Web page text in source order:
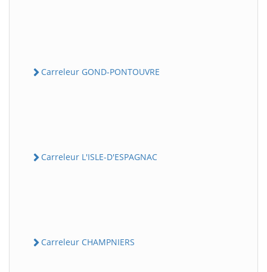
Carreleur GOND-PONTOUVRE
Carreleur L'ISLE-D'ESPAGNAC
Carreleur CHAMPNIERS